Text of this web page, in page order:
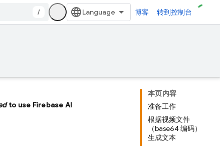
/ 博客 转到控制台
本页内容
准备工作
根据视频文件
（base64 编码）
生成文本
to use Firebase AI